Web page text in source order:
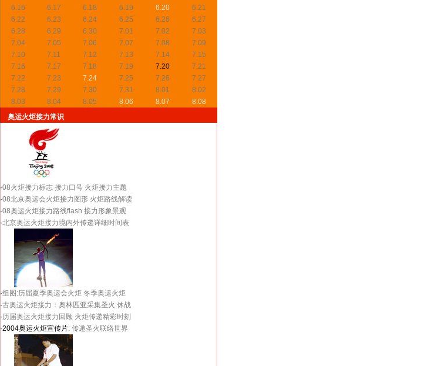
6.16
6.17 6.18 6.19 6.20
6.21
6.22
6.23 6.24 6.25 6.26
6.27
6.28
6.29 6.30 7.01 7.02
7.03
7.04
7.05 7.06 7.07 7.08
7.09
7.10
7.11 7.12 7.13 7.14
7.15
7.16
7.17 7.18 7.19 7.20
7.21
7.22
7.23 7.24 7.25 7.26
7.27
7.28
7.29 7.30 7.31 8.01
8.02
8.03
8.04 8.05 8.06 8.07
8.08
奥运火炬接力常识
·08火炬接力标志 接力口号 火炬接力主题
·08北京奥运会火炬接力图形 火炬路线解读
·08奥运火炬接力路线flash 接力形象景观
·北京奥运火炬接力境内外传递详细时间表
·组图:历届夏季奥运会火炬 冬季奥运火炬
·古奥运火炬接力：奥林匹亚采集圣火 休战
·历届奥运火炬接力回顾 火炬传递精彩时刻
·2004奥运火炬宣传片: 传递圣火联络世界